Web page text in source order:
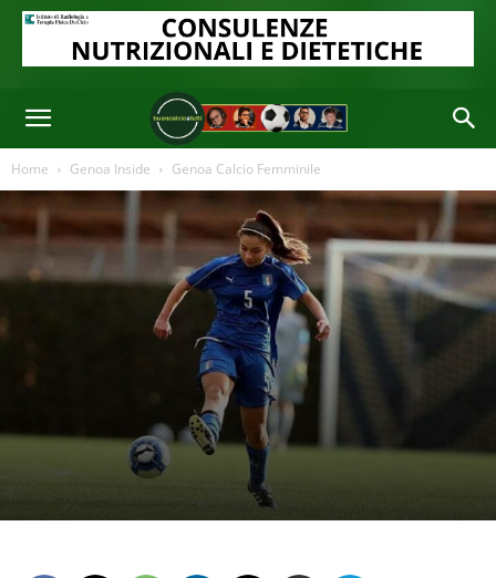
Home Genoa Inside Genoa Calcio Femminile